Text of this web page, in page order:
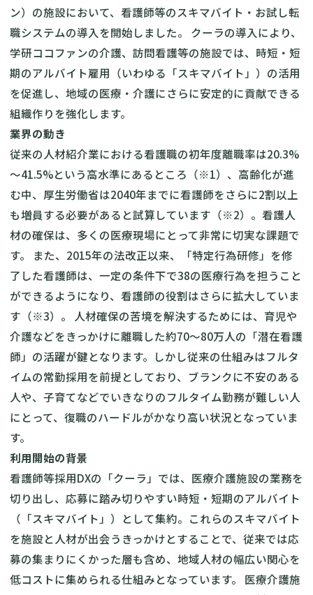
ン）の施設において、看護師等のスキマバイト・お試し転
職システムの導入を開始しました。 クーラの導入により、
学研ココファンの介護、訪問看護等の施設では、時短・短
期のアルバイト雇用（いわゆる「スキマバイト」）の活用
を促進し、地域の医療・介護にさらに安定的に貢献できる
組織作りを強化します。
業界の動き
従来の人材紹介業における看護職の初年度離職率は20.3%
～41.5%という高水準にあるところ（※1）、高齢化が進
む中、厚生労働省は2040年までに看護師をさらに2割以上
も増員する必要があると試算しています（※2）。看護人
材の確保は、多くの医療現場にとって非常に切実な課題で
す。 また、2015年の法改正以来、「特定行為研修」を修
了した看護師は、一定の条件下で38の医療行為を担うこと
ができるようになり、看護師の役割はさらに拡大していま
す（※3）。 人材確保の苦境を解決するためには、育児や
介護などをきっかけに離職した約70～80万人の「潜在看護
師」の活躍が鍵となります。しかし従来の仕組みはフルタ
イムの常勤採用を前提としており、ブランクに不安のある
人や、子育てなどでいきなりのフルタイム勤務が難しい人
にとって、復職のハードルがかなり高い状況となっていま
す。
利用開始の背景
看護師等採用DXの「クーラ」では、医療介護施設の業務を
切り出し、応募に踏み切りやすい時短・短期のアルバイト
（「スキマバイト」）として集約。これらのスキマバイト
を施設と人材が出会うきっかけとすることで、従来では応
募の集まりにくかった層も含め、地域人材の幅広い関心を
低コストに集められる仕組みとなっています。 医療介護施